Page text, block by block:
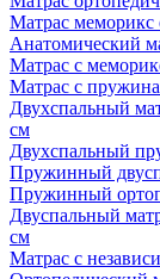
Матрас меморикс
Анатомический
Матрас с
Матрас с
Двухспальный
см
Двухспальный
Пружинный
Пружинный
Двуспальный
см
Матрас с